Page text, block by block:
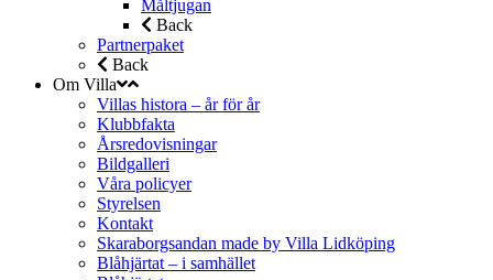
Måltjugan
Back
Partnerpaket
Back
Om Villa
Villas histora – år för år
Klubbfakta
Årsredovisningar
Bildgalleri
Våra policyer
Styrelsen
Kontakt
Skaraborgsandan made by Villa Lidköping
Blåhjärtat – i samhället